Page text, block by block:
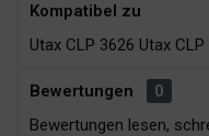
Kompatibel zu
Utax CLP 3626 Utax
Bewertungen
0
Bewertungen lesen,